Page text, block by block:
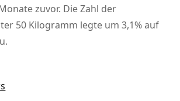
zuvor. Die Zahl der
50 Kilogramm legte um 3,1% auf